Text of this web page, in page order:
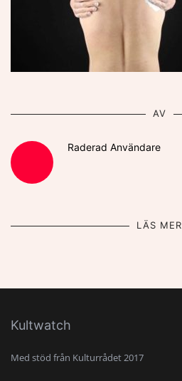
AV
Raderad Användare
LÄS MER
Kultwatch
Med stöd från Kulturrådet 2017